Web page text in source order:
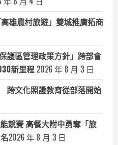
雄農村旅遊」雙城推廣拓商
護區管理政策方針」跨部會
新里程 2026 年 8 月 3 日
跨文化照護教育從部落開始
競賽 高餐大附中勇奪「旅
2026 年 8 月 3 日